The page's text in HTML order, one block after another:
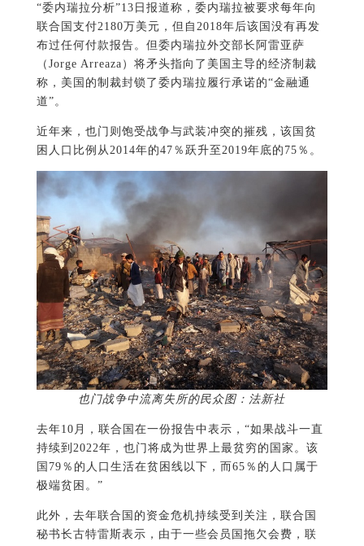
“委内瑞拉分析”13日报道称，委内瑞拉被要求每年向
联合国支付2180万美元，但自2018年后该国没有再发
布过任何付款报告。但委内瑞拉外交部长阿雷亚萨
（Jorge Arreaza）将矛头指向了美国主导的经济制裁
称，美国的制裁封锁了委内瑞拉履行承诺的“金融通
道”。
近年来，也门则饱受战争与武装冲突的摧残，该国贫
困人口比例从2014年的47％跃升至2019年底的75％。
也门战争中流离失所的民众图：法新社
去年10月，联合国在一份报告中表示，“如果战斗一直
持续到2022年，也门将成为世界上最贫穷的国家。该
国79％的人口生活在贫困线以下，而65％的人口属于
极端贫困。”
此外，去年联合国的资金危机持续受到关注，联合国
秘书长古特雷斯表示，由于一些会员国拖欠会费，联